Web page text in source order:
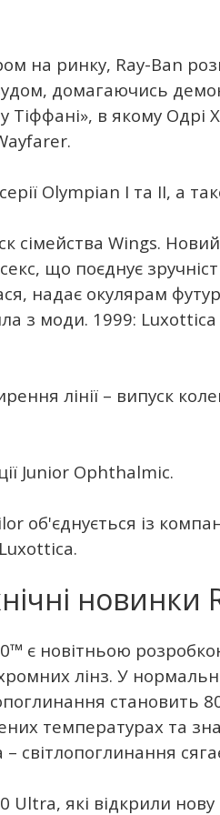
на ринку, Ray-Ban
домагаючись
Тіффані», в якому Одрі
Olympian I та II, а
сімейства Wings.
що поєднує
надає окулярам
з моди. 1999: Luxottica
лінії – випуск
Junior Ophthalmic.
об'єднується із
новинки
є новітньою
лінз. У
становить
температурах та
– світлопоглинання
Ultra, які відкрили нову